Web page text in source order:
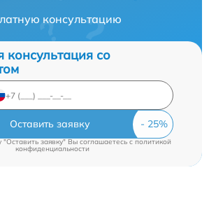
консультацию
консультация со
Оставить заявку
заявку" Вы соглашаетесь cполитикой
конфиденциальности